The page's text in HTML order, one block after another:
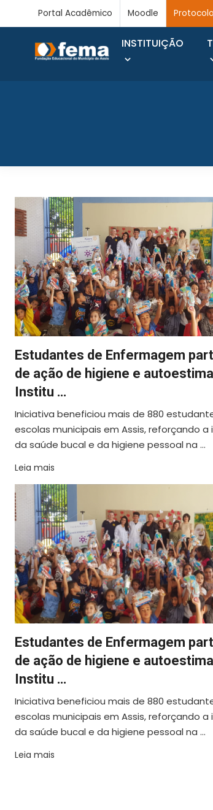
Portal Acadêmico Moodle Protocolo
INSTITUIÇÃO
Estudantes de Enfermagem
de ação de higiene e
Institu …
Iniciativa beneficiou mais de 880
escolas municipais em Assis, reforçando
da saúde bucal e da higiene pessoal na ...
Leia mais
Estudantes de Enfermagem
de ação de higiene e
Institu …
Iniciativa beneficiou mais de 880
escolas municipais em Assis, reforçando
da saúde bucal e da higiene pessoal na ...
Leia mais